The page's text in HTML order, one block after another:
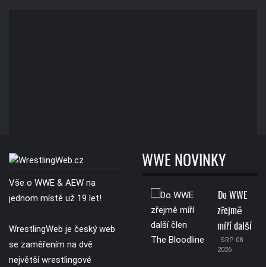
Vše o WWE & AEW na
jednom místě už 19 let!
WrestlingWeb je český web
se zaměřením na dvě
největší wrestlingové
WWE NOVINKY
Do WWE
zřejmě
míří další
SRP 08
2026